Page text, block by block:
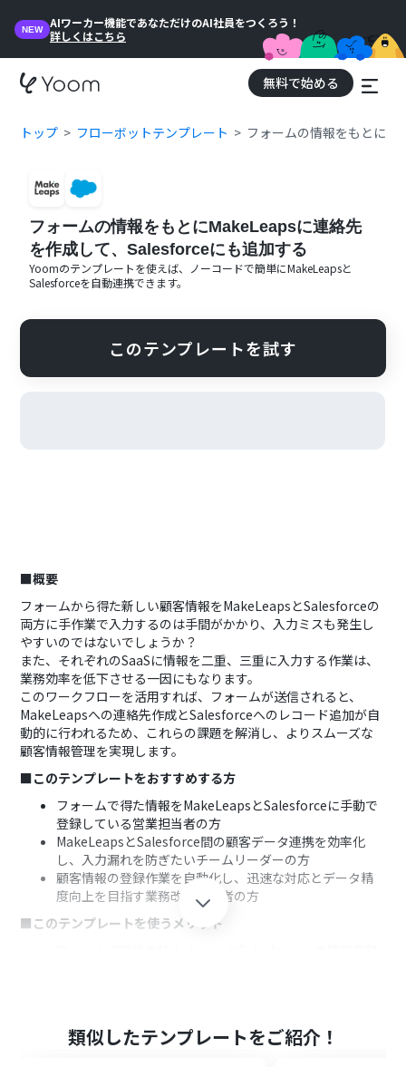
NEW
AIワーカー機能であなただけのAI社員をつくろう！
詳しくはこちら
無料で始める
トップ フローボットテンプレート フォームの情報をもとに
フォームの情報をもとにMakeLeapsに連絡先
を作成して、Salesforceにも追加する
Yoomのテンプレートを使えば、ノーコードで簡単にMakeLeapsと
Salesforceを自動連携できます。
このテンプレートを試す
■概要
フォームから得た新しい顧客情報をMakeLeapsとSalesforceの
両方に手作業で入力するのは手間がかかり、入力ミスも発生し
やすいのではないでしょうか？
また、それぞれのSaaSに情報を二重、三重に入力する作業は、
業務効率を低下させる一因にもなります。
このワークフローを活用すれば、フォームが送信されると、
MakeLeapsへの連絡先作成とSalesforceへのレコード追加が自
動的に行われるため、これらの課題を解消し、よりスムーズな
顧客情報管理を実現します。
■このテンプレートをおすすめする方
フォームで得た情報をMakeLeapsとSalesforceに手動で
登録している営業担当者の方
MakeLeapsとSalesforce間の顧客データ連携を効率化
し、入力漏れを防ぎたいチームリーダーの方
顧客情報の登録作業を自動化し、迅速な対応とデータ精
度向上を目指す業務改善担当者の方
■このテンプレートを使うメリット
性を高めることに繋がります。
類似したテンプレートをご紹介！